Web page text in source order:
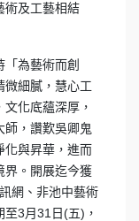
術及工藝相結
為藝術而創
微細膩，慧心工
化底蘊深厚，
，讚歎吳卿鬼
化與昇華，進而
界。開展迄今獲
網、非池中藝術
3月31日(五)，